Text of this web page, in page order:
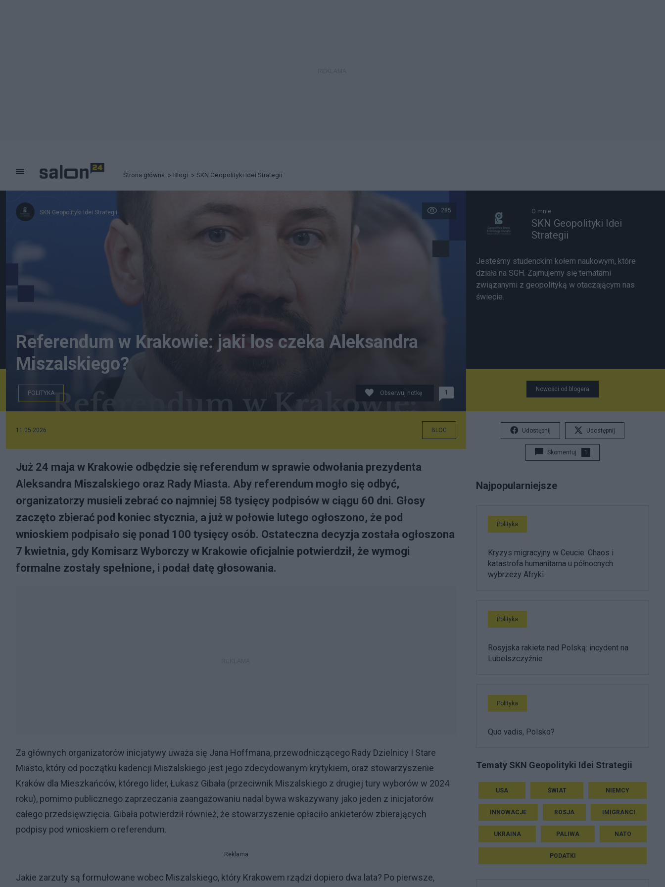
Strona główna Blogi SKN Geopolityki Idei Strategii
SKN Geopolityki Idei Strategii 285
Referendum w Krakowie: jaki los czeka Aleksandra
Miszalskiego?
POLITYKA Obserwuj notkę 1
11.05.2026 BLOG
Już 24 maja w Krakowie odbędzie się referendum w sprawie odwołania prezydenta
Aleksandra Miszalskiego oraz Rady Miasta. Aby referendum mogło się odbyć,
organizatorzy musieli zebrać co najmniej 58 tysięcy podpisów w ciągu 60 dni. Głosy
zaczęto zbierać pod koniec stycznia, a już w połowie lutego ogłoszono, że pod
wnioskiem podpisało się ponad 100 tysięcy osób. Ostateczna decyzja została ogłoszona
7 kwietnia, gdy Komisarz Wyborczy w Krakowie oficjalnie potwierdził, że wymogi
formalne zostały spełnione, i podał datę głosowania.
Za głównych organizatorów inicjatywy uważa się Jana Hoffmana, przewodniczącego Rady Dzielnicy I Stare
Miasto, który od początku kadencji Miszalskiego jest jego zdecydowanym krytykiem, oraz stowarzyszenie
Kraków dla Mieszkańców, którego lider, Łukasz Gibała (przeciwnik Miszalskiego z drugiej tury wyborów w 2024
roku), pomimo publicznego zaprzeczania zaangażowaniu nadal bywa wskazywany jako jeden z inicjatorów
całego przedsięwzięcia. Gibała potwierdził również, że stowarzyszenie opłaciło ankieterów zbierających
podpisy pod wnioskiem o referendum.
Reklama
Jakie zarzuty są formułowane wobec Miszalskiego, który Krakowem rządzi dopiero dwa lata? Po pierwsze,
O mnie
SKN Geopolityki Idei
Strategii
Jesteśmy studenckim kołem naukowym, które
działa na SGH. Zajmujemy się tematami
związanymi z geopolityką w otaczającym nas
świecie.
Nowości od blogera
Udostępnij Udostępnij
Skomentuj 1
Najpopularniejsze
Polityka
Kryzys migracyjny w Ceucie. Chaos i
katastrofa humanitarna u północnych
wybrzeży Afryki
Polityka
Rosyjska rakieta nad Polską: incydent na
Lubelszczyźnie
Polityka
Quo vadis, Polsko?
Tematy SKN Geopolityki Idei Strategii
USA ŚWIAT NIEMCY
INNOWACJE ROSJA IMIGRANCI
UKRAINA PALIWA NATO
PODATKI